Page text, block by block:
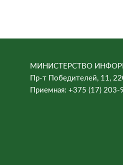
МИНИСТЕРСТВО
Пр-т Победителей, 11,
Приемная: +375 (17) 203-